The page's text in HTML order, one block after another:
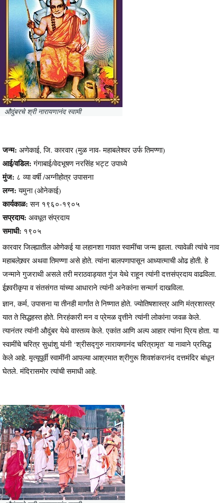
औदुंबरचे श्री नारायणानंद स्वामी
जन्म: अणेकाई, जि. कारवार (मुळ नाव- महाबलेश्वर उर्फ तिमण्णा)
आई/वडिल: गंगाबाई/वेदभूषण नरसिंह भट्ट उपाध्ये
मुंज: ८ व्या वर्षी /अग्नीहोत्र उपासना
लग्न: यमुना (ओनेकाई)
कार्यकाळ: सन १९६०-१९०५
सप्रदाय: अवधूत संप्रदाय
समाधी: १९०५
कारवार जिल्ह्यातील ओणेकई या लहानशा गावात स्वामींचा जन्म झाला. त्यावेळी त्यांचे नाव
महाबलेश्र्वर अथवा तिमण्णा असे होते. त्यांना बालपणापासून आध्यात्माची ओढ होती. हे
जन्माने गुजराथी असले तरी मराठवाड्यात गुंज येथे राहून त्यांनी दत्तसंप्रदाय वाढविला.
ईश्र्वरीकृपा व संतसंगत यांच्या आधाराने त्यांनी अनेकांना सन्मार्ग दाखविला.
ज्ञान, कर्म, उपासना या तीनही मार्गांत ते निष्णात होते. ज्योतिषशास्त्र आणि मंत्रशास्त्र
यात ते सिद्धहस्त होते. निरहंकारी मन व प्रेमळ वृत्तीने त्यांनी लोकांना जवळ केले.
त्यानंतर त्यांनी औदुंबर येथे वास्तव्य केले. एकांत आणि अल्प आहार त्यांना प्रिय होता. या
स्वामींचे चरित्र सुधांशु यांनी ‘श्रीसद्गुरु नारायणानंद चरित्रामृत’ या नावाने प्रसिद्ध
केले आहे. मृत्यूपूर्वी स्वामींनी आपल्या आश्रमात श्रीगुरू शिवशंकरानंद दत्तमंदिर बांधून
घेतले. मंदिरासमोर त्यांची समाधी आहे.